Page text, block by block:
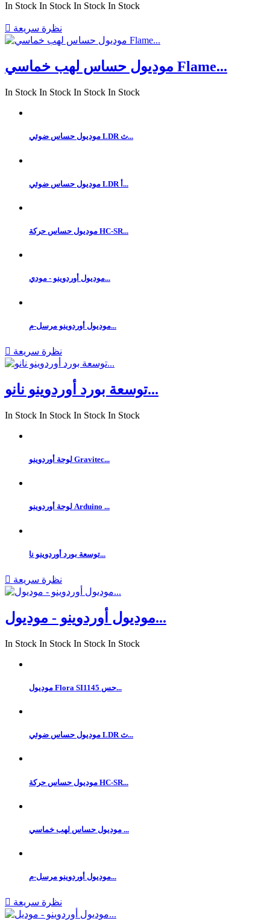
In Stock In Stock In Stock In Stock
 نظرة سريعة
موديول حساس لهب خماسي Flame...
In Stock In Stock In Stock In Stock
موديول حساس ضوئي LDR ث...
موديول حساس ضوئي LDR أ...
موديول حساس حركة HC-SR...
موديول أوردوينو - مودي...
موديول أوردوينو مرسل-م...
 نظرة سريعة
توسعة بورد أوردوينو نانو...
In Stock In Stock In Stock In Stock
لوحة أوردوينو Gravitec...
لوحة أوردوينو Arduino ...
توسعة بورد أوردوينو نا...
 نظرة سريعة
موديول أوردوينو - موديول...
In Stock In Stock In Stock In Stock
موديول Flora SI1145 حس...
موديول حساس ضوئي LDR ث...
موديول حساس حركة HC-SR...
موديول حساس لهب خماسي ...
موديول أوردوينو مرسل-م...
 نظرة سريعة